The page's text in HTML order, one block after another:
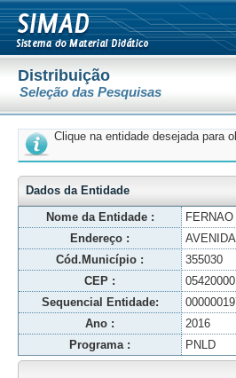
Distribuição
Seleção das Pesquisas
Clique na entidade desejada para
Dados da Entidade
Nome da Entidade :
Endereço :
Cód.Município :
355030
CEP :
05420000
Sequencial Entidade:
Ano :
2016
Programa :
PNLD